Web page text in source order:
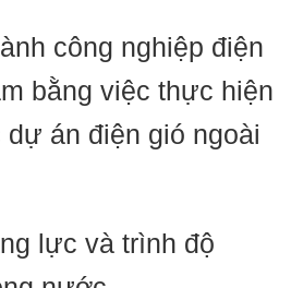
công nghiệp điện
bằng việc thực hiện
án điện gió ngoài
lực và trình độ